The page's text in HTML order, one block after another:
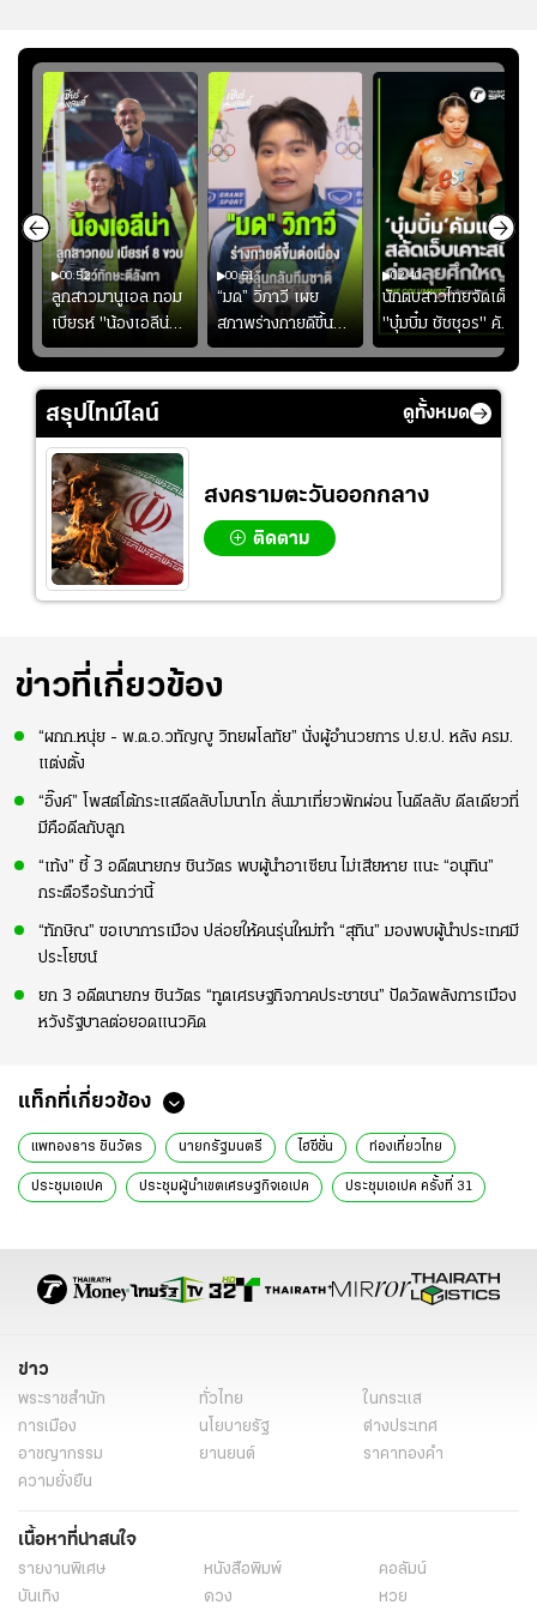
00:52
ลูกสาวมานูเอล ทอม
เบียรห์ "น้องเอลีน่า"
วัย 8 ขวบ โชว์ตี
ลังกาสุดพริ้ว
00:51
“มด” วิภาวี เผย
สภาพร่างกายดีขึ้น
อย่างต่อเนื่อง พร้อม
พยายามลงสนามให้
02:40
นักตบสาวไทยจัดเต็ม
"บุ๋มบิ๋ม ชัชชุอร" คัม
แบ็ก ศึก" SEA V
CUP 2026" เลก
สอง!!
สรุปไทม์ไลน์ ดูทั้งหมด
สงครามตะวันออกกลาง
ติดตาม
ข่าวที่เกี่ยวข้อง
“ผกก.หนุ่ย - พ.ต.อ.วทัญญู วิทยผโลทัย” นั่งผู้อำนวยการ ป.ย.ป. หลัง ครม.
แต่งตั้ง
“อิ๊งค์” โพสต์โต้กระแสดีลลับโมนาโก ลั่นมาเที่ยวพักผ่อน โนดีลลับ ดีลเดียวที่
มีคือดีลกับลูก
“เท้ง” ชี้ 3 อดีตนายกฯ ชินวัตร พบผู้นำอาเซียน ไม่เสียหาย แนะ “อนุทิน”
กระตือรือร้นกว่านี้
“ทักษิณ” ขอเบาการเมือง ปล่อยให้คนรุ่นใหม่ทำ “สุทิน” มองพบผู้นำประเทศมี
ประโยชน์
ยก 3 อดีตนายกฯ ชินวัตร “ทูตเศรษฐกิจภาคประชาชน” ปัดวัดพลังการเมือง
หวังรัฐบาลต่อยอดแนวคิด
แท็กที่เกี่ยวข้อง
แพทองธาร ชินวัตร นายกรัฐมนตรี ไฮซีซั่น ท่องเที่ยวไทย
ประชุมเอเปค ประชุมผู้นำเขตเศรษฐกิจเอเปค ประชุมเอเปค ครั้งที่ 31
ข่าว
พระราชสำนัก ทั่วไทย
ในกระแส
การเมือง
นโยบายรัฐ
ต่างประเทศ
อาชญากรรม
ยานยนต์
ราคาทองคำ
ความยั่งยืน
เนื้อหาที่น่าสนใจ
รายงานพิเศษ หนังสือพิมพ์
คอลัมน์
บันเทิง
ดวง หวย